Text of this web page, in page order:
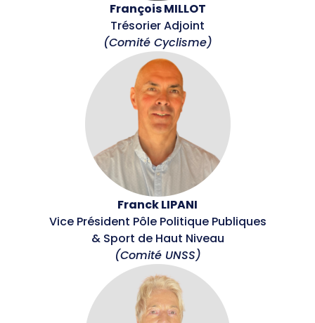
CONTACTFrançois MILLOT
Trésorier Adjoint
(Comité Cyclisme)
Franck LIPANI
Vice Président Pôle Politique Publiques
& Sport de Haut Niveau
(Comité UNSS)